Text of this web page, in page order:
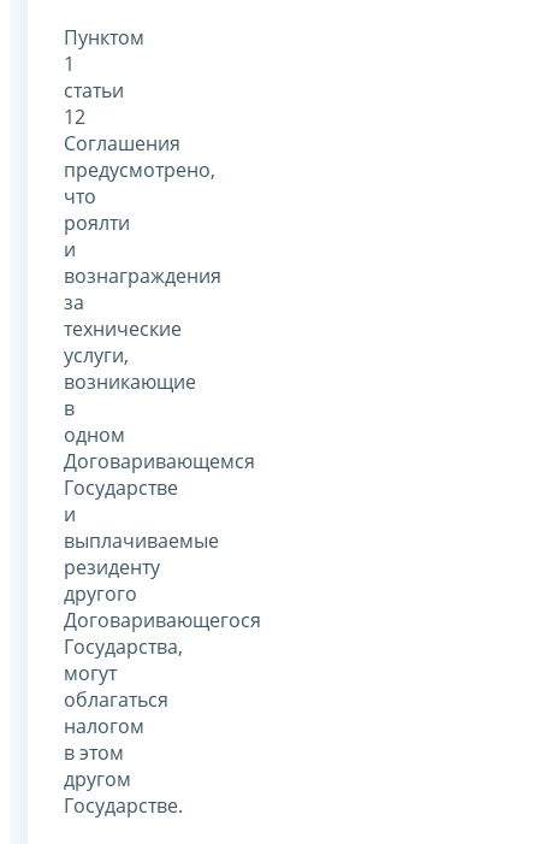
Пунктом
1
статьи
12
Соглашения
предусмотрено,
что
роялти
и
вознаграждения
за
технические
услуги,
возникающие
в
одном
Договаривающемся
Государстве
и
выплачиваемые
резиденту
другого
Договаривающегося
Государства,
могут
облагаться
налогом
в этом
другом
Государстве.